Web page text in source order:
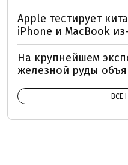
Apple тестирует
iPhone и MacBook
На крупнейшем
железной руды
ВСЕ